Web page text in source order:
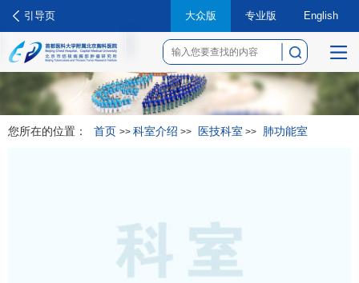
引导页 大众版 专业版 English
菜
您所在的位置： 首页 >> 科室介绍 >> 医技科室 >> 肺功能室